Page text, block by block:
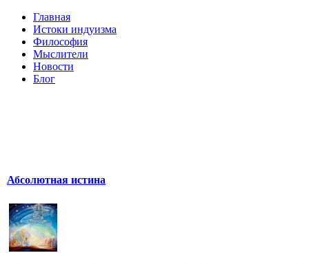
Главная
Истоки индуизма
Философия
Мыслители
Новости
Блог
Абсолютная истина